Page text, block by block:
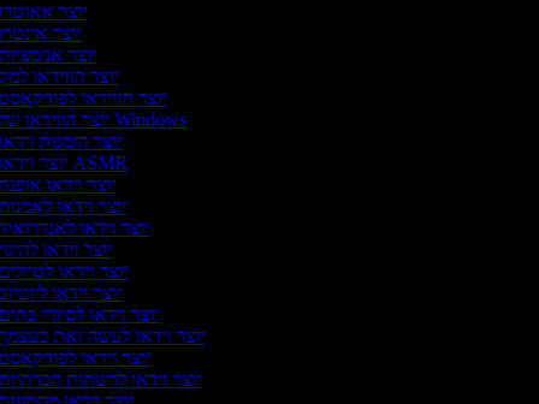
יוצר
יוצר
יוצר
יוצר הווידאו
יוצר הווידאו
יוצר הווידאו של Windows
יוצר הזמנות
יוצר וידאו ASMR
יוצר וידאו
יוצר וידאו
יוצר וידאו
יוצר וידאו
יוצר וידאו
יוצר וידאו
יוצר וידאו לסיורי
יוצר וידאו לעשה זאת
יוצר וידאו
יוצר וידאו לרשתות